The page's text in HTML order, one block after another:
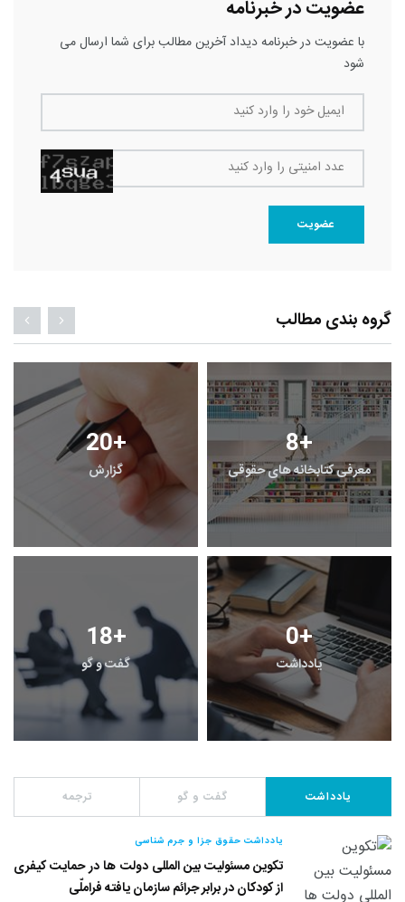
عضویت در خبرنامه
با عضویت در خبرنامه دیداد آخرین مطالب برای شما ارسال می
شود
ایمیل خود را وارد کنید
عدد امنیتی را وارد کنید
عضویت
گروه بندی مطالب
20+
گزارش
8+
معرفی کتابخانه های حقوقی
18+
گفت و گو
0+
یادداشت
یادداشت گفت و گو ترجمه
یادداشت حقوق جزا و جرم شناسی
تکوین مسئولیت بین المللی دولت ها در حمایت کیفری
از کودکان در برابر جرائم سازمان یافته فراملّی